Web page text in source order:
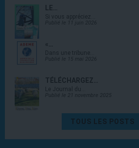
LE…
Si vous appréciez…
Publié le 11 juin 2026
«…
Dans une tribune…
Publié le 15 mai 2026
TÉLÉCHARGEZ…
Le Journal du…
Publié le 21 novembre 2025
TOUS LES POSTS